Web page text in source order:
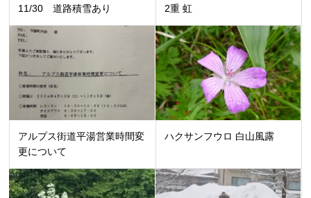
11/30 道路積雪あり 2重 虹
アルプス街道平湯営業時間変
更について
ハクサンフウロ 白山風露